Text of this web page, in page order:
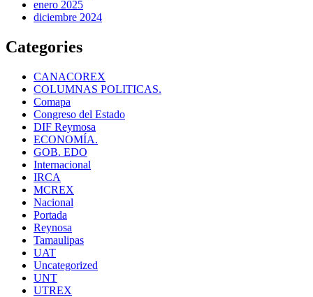
enero 2025
diciembre 2024
Categories
CANACOREX
COLUMNAS POLITICAS.
Comapa
Congreso del Estado
DIF Reymosa
ECONOMÍA.
GOB. EDO
Internacional
IRCA
MCREX
Nacional
Portada
Reynosa
Tamaulipas
UAT
Uncategorized
UNT
UTREX